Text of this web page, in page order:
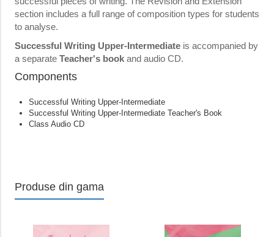
section includes a full range of composition types for students
to analyse.
Successful Writing Upper-Intermediateis accompanied by
a separate Teacher's bookand audio CD.
Components
Successful Writing Upper-Intermediate
Successful Writing Upper-Intermediate Teacher's Book
Class Audio CD
Produse din gama